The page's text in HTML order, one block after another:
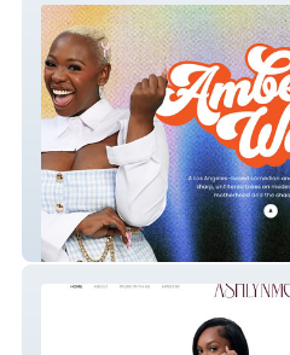
Amber Wallin